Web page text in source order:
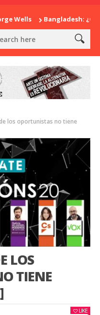
Bangladesh:
los oportunistas no tiene
LOS
TIENE
LIKE